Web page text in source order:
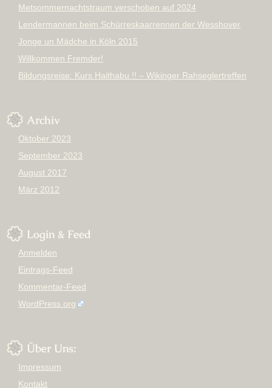
Metsommernachtstraum verschoben auf 2024
Lendermannen beim Schürreskaarrennen der Wesshover
Jonge un Mädche in Köln 2015
Willkommen Fremder!
Bildungsreise: Kurs Haithabu !! – Wikinger Rahseglertreffen
Archiv
Oktober 2023
September 2023
August 2017
März 2012
Login & Feed
Anmelden
Eintrags-Feed
Kommentar-Feed
WordPress.org
Über Uns:
Impressum
Kontakt